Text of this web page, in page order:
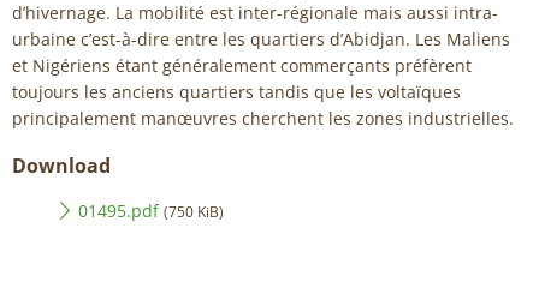
d’hivernage. La mobilité est inter-régionale mais aussi intra-
urbaine c’est-à-dire entre les quartiers d’Abidjan. Les Maliens
et Nigériens étant généralement commerçants préfèrent
toujours les anciens quartiers tandis que les voltaïques
principalement manœuvres cherchent les zones industrielles.
Download
01495.pdf (750 KiB)